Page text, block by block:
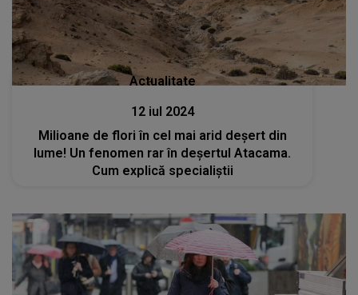
Actualitate
12 iul 2024
Milioane de flori în cel mai arid deșert din
lume! Un fenomen rar în deșertul Atacama.
Cum explică specialiștii